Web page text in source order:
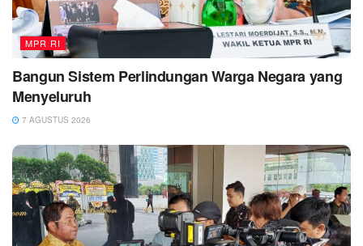
MPR RI
Bangun Sistem Perlindungan Warga Negara yang
Menyeluruh
7 AGUSTUS 2026